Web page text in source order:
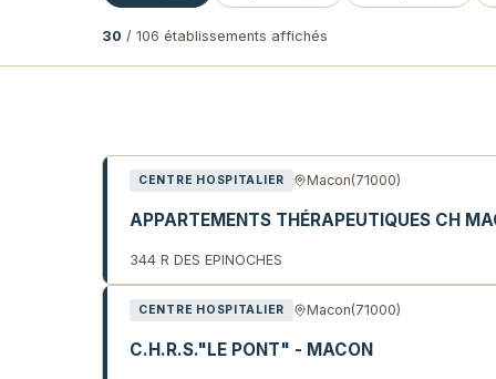
30 / 106 établissements affichés
Liste des établissements de
CENTRE HOSPITALIER Macon(71000)
APPARTEMENTS THÉRAPEUTIQUES CH
344 R DES EPINOCHES
CENTRE HOSPITALIER Macon(71000)
C.H.R.S."LE PONT" - MACON